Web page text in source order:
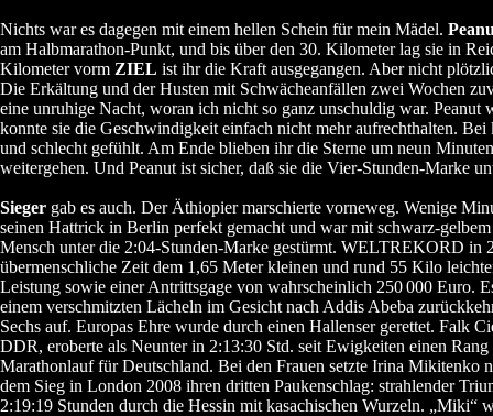
Nichts war es dagegen mit einem hellen Schein für mein Mädel.
am Halbmarathon-Punkt, und bis über den 30. Kilometer lag sie in
Kilometer vorm ZIEL ist ihr die Kraft ausgegangen. Aber nicht
Die Erkältung und der Husten mit Schwächeanfällen zwei Wochen
eine unruhige Nacht, woran ich nicht so ganz unschuldig war. Peanut
konnte sie die Geschwindigkeit einfach nicht mehr aufrechthalten. Bei
und schlecht gefühlt. Am Ende blieben ihr die Sterne um neun
weitergehen. Und Peanut ist sicher, daß sie die Vier-Stunden-Marke
Sieger gab es auch. Der Äthiopier marschierte vorneweg. Wenige
seinen Hattrick in Berlin perfekt gemacht und war mit schwarz-
Mensch unter die 2:04-Stunden-Marke gestürmt. WELTREKORD in
übermenschliche Zeit dem 1,65 Meter kleinen und rund 55 Kilo
Leistung sowie einer Antrittsgage von wahrscheinlich 250000 Euro.
einem verschmitzten Lächeln im Gesicht nach Addis Abeba
Sechs auf. Europas Ehre wurde durch einen Hallenser gerettet. Falk
DDR, eroberte als Neunter in 2:13:30 Std. seit Ewigkeiten einen
Marathonlauf für Deutschland. Bei den Frauen setzte Irina Mikitenko
dem Sieg in London 2008 ihren dritten Paukenschlag: strahlender
2:19:19 Stunden durch die Hessin mit kasachischen Wurzeln. „Miki“